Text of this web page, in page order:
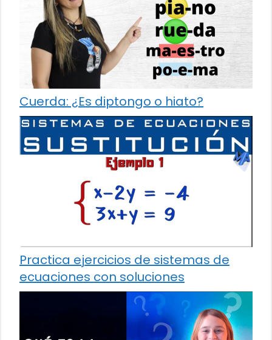
Cuerda: ¿Es diptongo o hiato?
Practica ejercicios de sistemas de
ecuaciones con soluciones